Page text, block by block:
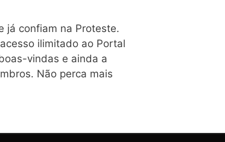
já confiam na Proteste.
ilimitado ao Portal
vindas e ainda a
Não perca mais